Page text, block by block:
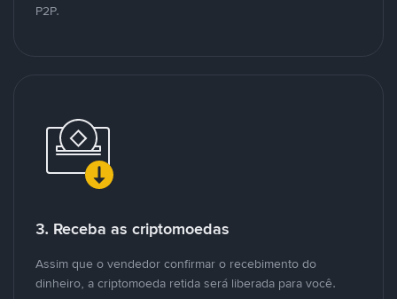
P2P.
3. Receba as criptomoedas
Assim que o vendedor confirmar o recebimento do
dinheiro, a criptomoeda retida será liberada para você.